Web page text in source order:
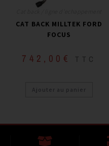
CAT BACK MILLTEK FORD
FOCUS
742,00 € TTC
Ajouter au panier